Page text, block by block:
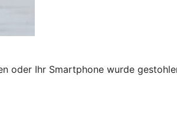
Ihr Smartphone wurde